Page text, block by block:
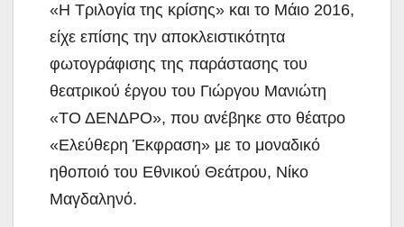
«Η Τριλογία της κρίσης» και το Μάιο 2016,
είχε επίσης την αποκλειστικότητα
φωτογράφισης της παράστασης του
θεατρικού έργου του Γιώργου Μανιώτη
«ΤΟ ΔΕΝΔΡΟ», που ανέβηκε στο θέατρο
«Ελεύθερη Έκφραση» με το μοναδικό
ηθοποιό του Εθνικού Θεάτρου, Νίκο
Μαγδαληνό.